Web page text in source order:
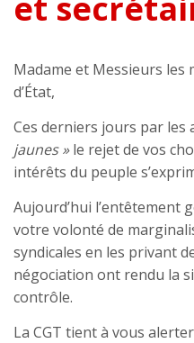
Madame et Messieurs les
d’État,
Ces derniers jours par les
jaunes »le rejet de vos
intérêts du peuple
Aujourd’hui l’entêtement
votre volonté de
syndicales en les privant
négociation ont rendu la
contrôle.
La CGT tient à vous